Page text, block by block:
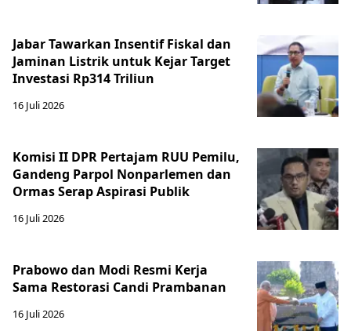
Jabar Tawarkan Insentif Fiskal dan
Jaminan Listrik untuk Kejar Target
Investasi Rp314 Triliun
16 Juli 2026
Komisi II DPR Pertajam RUU Pemilu,
Gandeng Parpol Nonparlemen dan
Ormas Serap Aspirasi Publik
16 Juli 2026
Prabowo dan Modi Resmi Kerja
Sama Restorasi Candi Prambanan
16 Juli 2026